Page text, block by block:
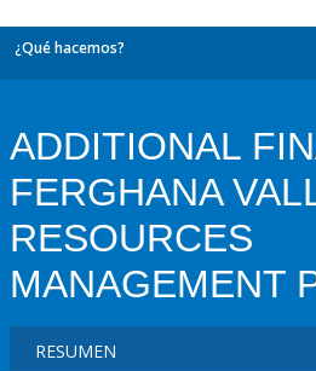
¿Qué hacemos?
ADDITIONAL
FERGHANA
RESOURCES
MANAGEMENT